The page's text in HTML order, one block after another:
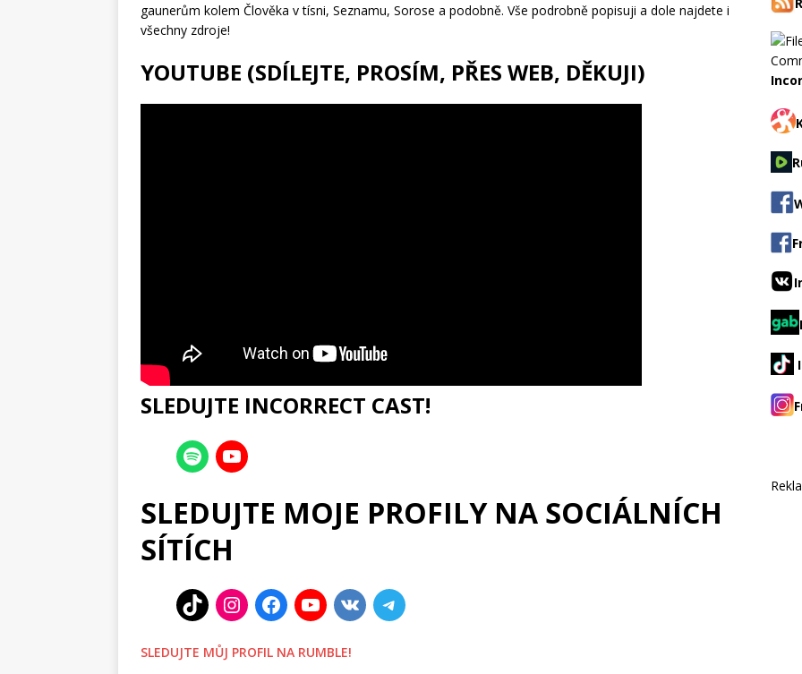
gaunerům kolem Člověka v tísni, Seznamu, Sorose a podobně. Vše podrobně popisuji a dole najdete i
všechny zdroje!
YOUTUBE (SDÍLEJTE, PROSÍM, PŘES WEB, DĚKUJI)
SLEDUJTE INCORRECT CAST!
SLEDUJTE MOJE PROFILY NA SOCIÁLNÍCH
SÍTÍCH
SLEDUJTE MŮJ PROFIL NA RUMBLE!